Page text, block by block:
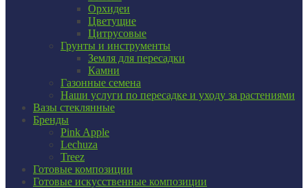
Орхидеи
Цветущие
Цитрусовые
Грунты и инструменты
Земля для пересадки
Камни
Газонные семена
Наши услуги по пересадке и уходу за растениями
Вазы стеклянные
Бренды
Pink Apple
Lechuza
Treez
Готовые композиции
Готовые искусственные композиции